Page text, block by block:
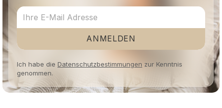
ANMELDEN
Ich habe die Datenschutzbestimmungen zur Kenntnis
genommen.